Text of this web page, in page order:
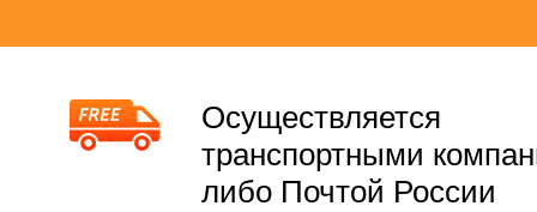
Осуществляется
транспортными
либо Почтой России